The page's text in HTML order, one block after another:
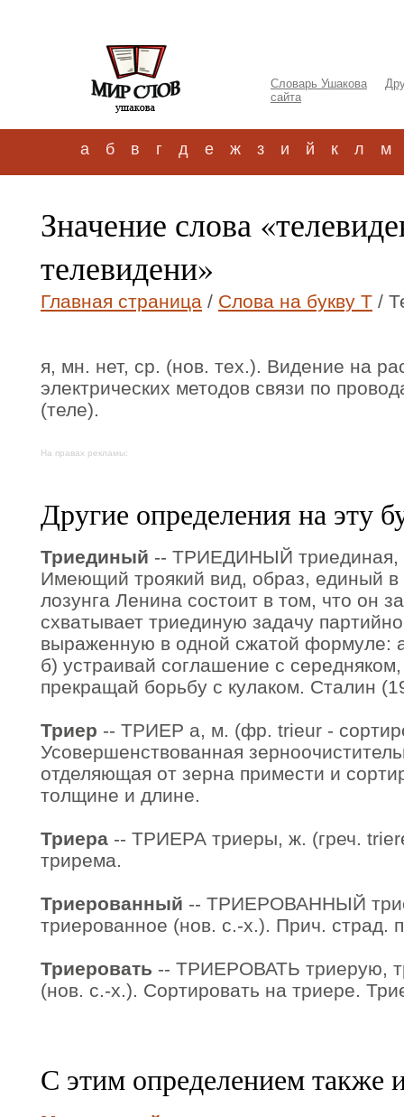
Словарь Ушакова
сайта
а б в г д е ж з и й к л м
Значение слова
телевидени»
Главная страница / Слова на букву Т /
я, мн. нет, ср. (нов. тех.). Видение на
электрических методов связи по
(теле).
На правах рекламы:
Другие определения на эту
Триединый -- ТРИЕДИНЫЙ триединая,
Имеющий троякий вид, образ, единый в
лозунга Ленина состоит в том, что он
схватывает триединую задачу
выраженную в одной сжатой формуле:
б) устраивай соглашение с
прекращай борьбу с кулаком. Сталин
Триер -- ТРИЕР а, м. (фр. trieur -
Усовершенствованная
отделяющая от зерна примести и
толщине и длине.
Триера -- ТРИЕРА триеры, ж. (греч.
трирема.
Триерованный -- ТРИЕРОВАННЫЙ
триерованное (нов. с.-х.). Прич. страд.
Триеровать -- ТРИЕРОВАТЬ триерую,
(нов. с.-х.). Сортировать на триере.
С этим определением также